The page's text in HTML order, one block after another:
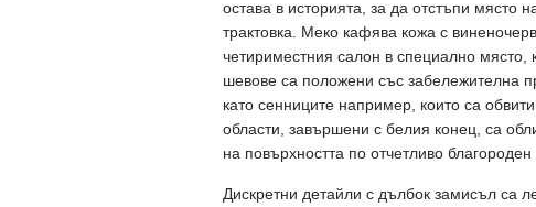
остава в историята, за да отстъпи място
трактовка. Меко кафява кожа с
четириместния салон в специално място,
шевове са положени със забележителна
като сенниците например, които са
области, завършени с белия конец, са
на повърхността по отчетливо благороден
Дискретни детайли с дълбок замисъл са